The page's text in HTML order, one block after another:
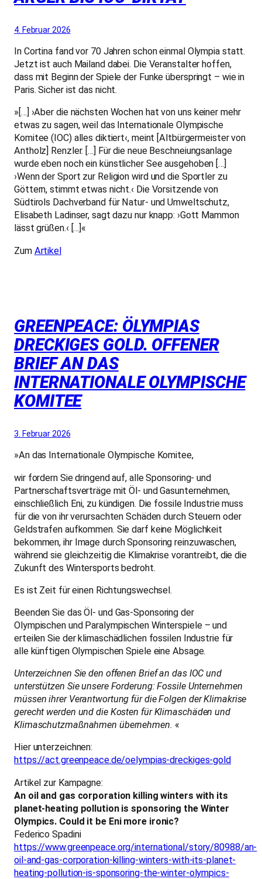
4. Februar 2026
In Cortina fand vor 70 Jahren schon einmal Olympia statt.
Jetzt ist auch Mailand dabei. Die Veranstalter hoffen,
dass mit Beginn der Spiele der Funke überspringt – wie in
Paris. Sicher ist das nicht.
»[…] ›Aber die nächsten Wochen hat von uns keiner mehr
etwas zu sagen, weil das Internationale Olympische
Komitee (IOC) alles diktiert‹, meint [Altbürgermeister von
Antholz] Renzler. […] Für die neue Beschneiungsanlage
wurde eben noch ein künstlicher See ausgehoben […]
›Wenn der Sport zur Religion wird und die Sportler zu
Göttern, stimmt etwas nicht.‹ Die Vorsitzende von
Südtirols Dachverband für Natur- und Umweltschutz,
Elisabeth Ladinser, sagt dazu nur knapp: ›Gott Mammon
lässt grüßen.‹ […]«
Zum Artikel
GREENPEACE: ÖLYMPIAS
DRECKIGES GOLD. OFFENER
BRIEF AN DAS
INTERNATIONALE OLYMPISCHE
KOMITEE
3. Februar 2026
»An das Internationale Olympische Komitee,
wir fordern Sie dringend auf, alle Sponsoring- und
Partnerschaftsverträge mit Öl- und Gasunternehmen,
einschließlich Eni, zu kündigen. Die fossile Industrie muss
für die von ihr verursachten Schäden durch Steuern oder
Geldstrafen aufkommen. Sie darf keine Möglichkeit
bekommen, ihr Image durch Sponsoring reinzuwaschen,
während sie gleichzeitig die Klimakrise vorantreibt, die die
Zukunft des Wintersports bedroht.
Es ist Zeit für einen Richtungswechsel.
Beenden Sie das Öl- und Gas-Sponsoring der
Olympischen und Paralympischen Winterspiele – und
erteilen Sie der klimaschädlichen fossilen Industrie für
alle künftigen Olympischen Spiele eine Absage.
Unterzeichnen Sie den offenen Brief an das IOC und
unterstützen Sie unsere Forderung: Fossile Unternehmen
müssen ihrer Verantwortung für die Folgen der Klimakrise
gerecht werden und die Kosten für Klimaschäden und
Klimaschutzmaßnahmen übernehmen. «
Hier unterzeichnen:
https://act.greenpeace.de/oelympias-dreckiges-gold
Artikel zur Kampagne:
An oil and gas corporation killing winters with its
planet-heating pollution is sponsoring the Winter
Olympics. Could it be Eni more ironic?
Federico Spadini
https://www.greenpeace.org/international/story/80988/an-
oil-and-gas-corporation-killing-winters-with-its-planet-
heating-pollution-is-sponsoring-the-winter-olympics-